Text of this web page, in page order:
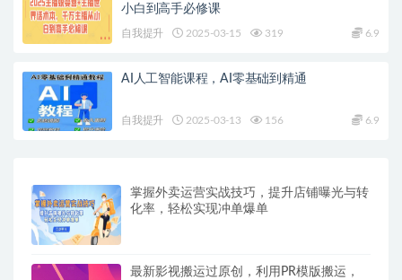
小白到高手必修课
自我提升 2025-03-15 319 6.9
AI人工智能课程，AI零基础到精通
自我提升 2025-03-13 156 6.9
掌握外卖运营实战技巧，提升店铺曝光与转
化率，轻松实现冲单爆单
最新影视搬运过原创，利用PR模版搬运，